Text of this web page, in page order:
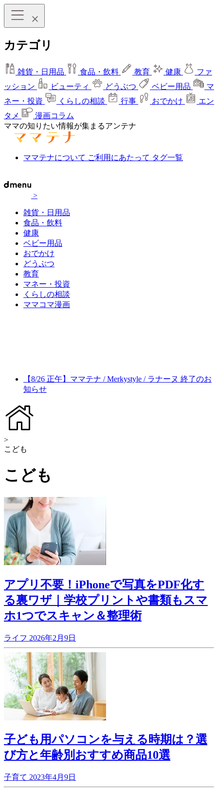
カテゴリ
雑貨・日用品 食品・飲料 教育 健康
ファ
ッション
ビューティ どうぶつ ベビー用品
マ
ネー・投資
くらしの相談 行事 おでかけ
エン
タメ
漫画コラム
ママの知りたい情報が集まるアンテナ
ママテナについて ご利用にあたって タグ一覧
>
雑貨・日用品
食品・飲料
健康
ベビー用品
おでかけ
どうぶつ
教育
マネー・投資
くらしの相談
ママコマ漫画
【8/26 正午】ママテナ / Merkystyle / ラナーヌ 終了のお
知らせ
>
こども
こども
アプリ不要！iPhoneで写真をPDF化す
る裏ワザ｜学校プリントや書類もスマ
ホ1つでスキャン＆整理術
ライフ 2026年2月9日
子ども用パソコンを与える時期は？選
び方と年齢別おすすめ商品10選
子育て 2023年4月9日